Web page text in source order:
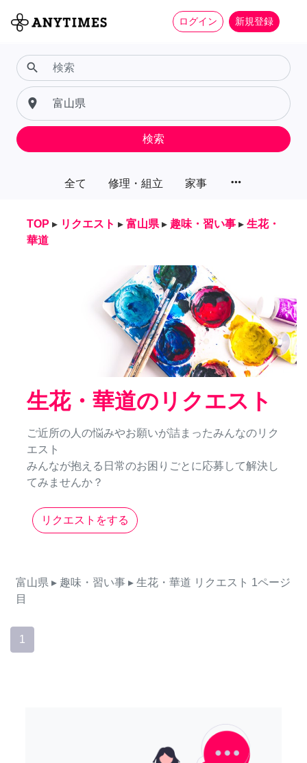
ログイン 新規登録
全て 修理・組立 家事 more_horiz
search
place
検索
TOP ▸ リクエスト ▸ 富山県 ▸ 趣味・習い事 ▸ 生花・
華道
生花・華道のリクエスト
ご近所の人の悩みやお願いが詰まったみんなのリク
エスト
みんなが抱える日常のお困りごとに応募して解決し
てみませんか？
リクエストをする
富山県 ▸ 趣味・習い事 ▸ 生花・華道 リクエスト 1ページ
目
1